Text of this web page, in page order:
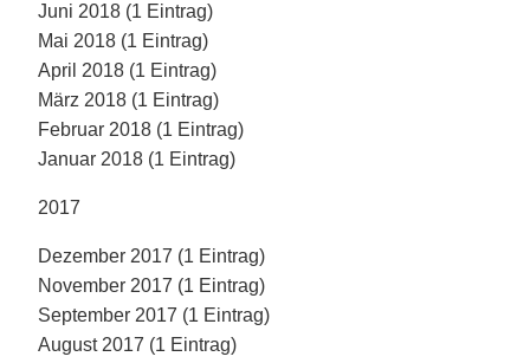
Juni 2018 (1 Eintrag)
Mai 2018 (1 Eintrag)
April 2018 (1 Eintrag)
März 2018 (1 Eintrag)
Februar 2018 (1 Eintrag)
Januar 2018 (1 Eintrag)
2017
Dezember 2017 (1 Eintrag)
November 2017 (1 Eintrag)
September 2017 (1 Eintrag)
August 2017 (1 Eintrag)